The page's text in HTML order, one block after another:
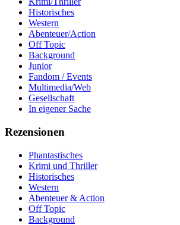
Historisches
Western
Abenteuer/Action
Off Topic
Background
Junior
Fandom / Events
Multimedia/Web
Gesellschaft
In eigener Sache
Rezensionen
Phantastisches
Krimi und Thriller
Historisches
Western
Abenteuer & Action
Off Topic
Background